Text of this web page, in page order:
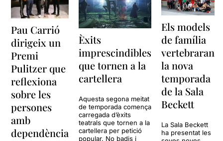
Pau Carrió
dirigeix un
Premi
Pulitzer que
reflexiona
sobre les
persones
amb
dependència
Èxits
imprescindibles
que tornen a la
cartellera
Aquesta segona meitat
de temporada comença
carregada d’èxits
teatrals que tornen a la
cartellera per petició
popular. No badis i
Els models
de família
vertebraran
la nova
temporada
de la Sala
Beckett
La Sala Beckett
ha presentat les